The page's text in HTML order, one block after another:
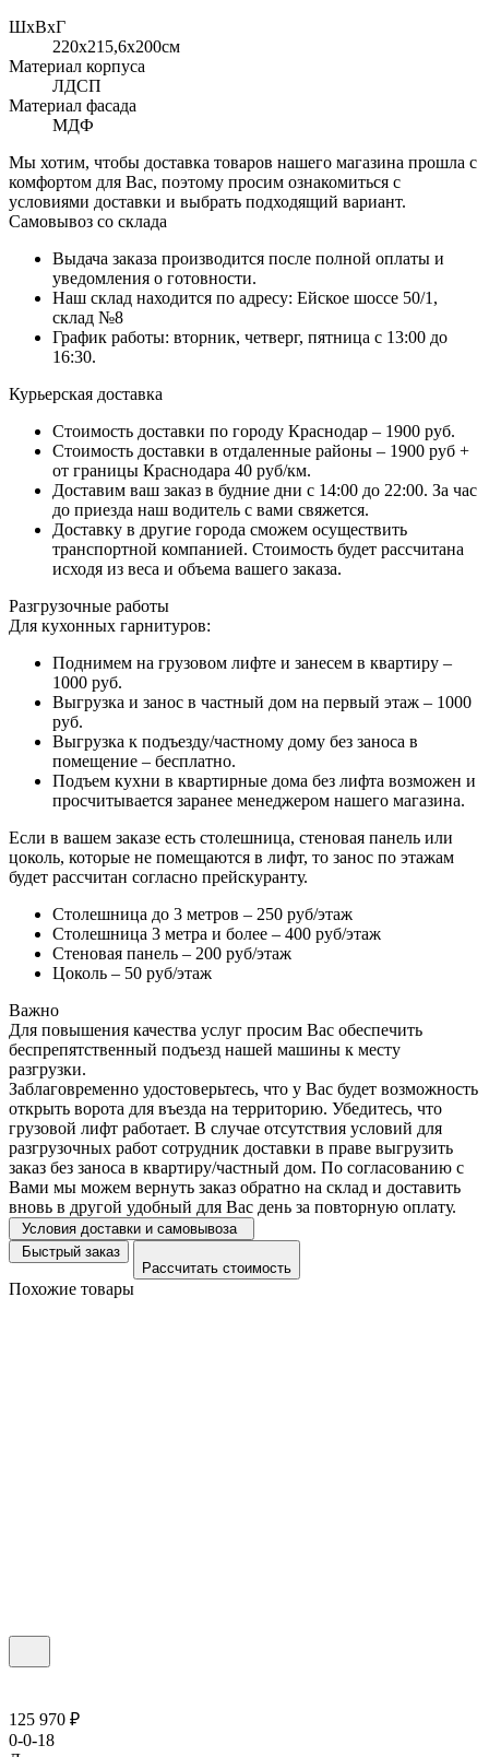
ШхВхГ
220x215,6х200см
Материал корпуса
ЛДСП
Материал фасада
МДФ
Мы хотим, чтобы доставка товаров нашего магазина прошла с
комфортом для Вас, поэтому просим ознакомиться с
условиями доставки и выбрать подходящий вариант.
Самовывоз со склада
Выдача заказа производится после полной оплаты и
уведомления о готовности.
Наш склад находится по адресу: Ейское шоссе 50/1,
склад №8
График работы: вторник, четверг, пятница с 13:00 до
16:30.
Курьерская доставка
Стоимость доставки по городу Краснодар – 1900 руб.
Стоимость доставки в отдаленные районы – 1900 руб +
от границы Краснодара 40 руб/км.
Доставим ваш заказ в будние дни с 14:00 до 22:00. За час
до приезда наш водитель с вами свяжется.
Доставку в другие города сможем осуществить
транспортной компанией. Стоимость будет рассчитана
исходя из веса и объема вашего заказа.
Разгрузочные работы
Для кухонных гарнитуров:
Поднимем на грузовом лифте и занесем в квартиру –
1000 руб.
Выгрузка и занос в частный дом на первый этаж – 1000
руб.
Выгрузка к подъезду/частному дому без заноса в
помещение – бесплатно.
Подъем кухни в квартирные дома без лифта возможен и
просчитывается заранее менеджером нашего магазина.
Если в вашем заказе есть столешница, стеновая панель или
цоколь, которые не помещаются в лифт, то занос по этажам
будет рассчитан согласно прейскуранту.
Столешница до 3 метров – 250 руб/этаж
Столешница 3 метра и более – 400 руб/этаж
Стеновая панель – 200 руб/этаж
Цоколь – 50 руб/этаж
Важно
Для повышения качества услуг просим Вас обеспечить
беспрепятственный подъезд нашей машины к месту
разгрузки.
Заблаговременно удостоверьтесь, что у Вас будет возможность
открыть ворота для въезда на территорию. Убедитесь, что
грузовой лифт работает. В случае отсутствия условий для
разгрузочных работ сотрудник доставки в праве выгрузить
заказ без заноса в квартиру/частный дом. По согласованию с
Вами мы можем вернуть заказ обратно на склад и доставить
вновь в другой удобный для Вас день за повторную оплату.
Условия доставки и самовывоза
Быстрый заказ
Рассчитать стоимость
Похожие товары
125 970 ₽
0-0-18